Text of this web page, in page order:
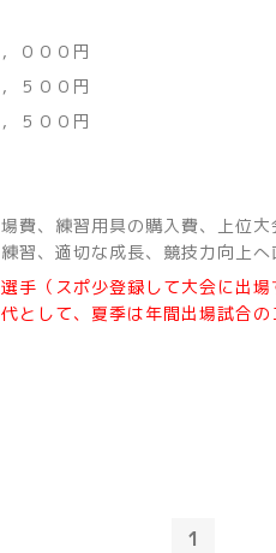
０００円
５００円
００円
費、練習用具の購入費、上位
習、適切な成長、競技力向上へ
手（スポ少登録して大会に出
として、夏季は年間出場試合
1